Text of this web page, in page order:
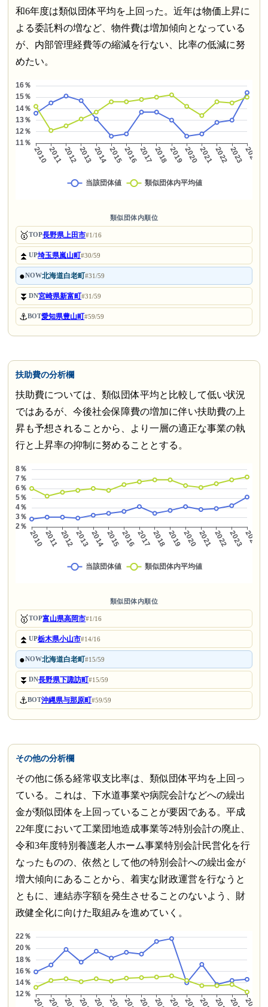
和6年度は類似団体平均を上回った。近年は物価上昇に
よる委託料の増など、物件費は増加傾向となっている
が、内部管理経費等の縮減を行ない、比率の低減に努
めたい。
類似団体内順位
🥇TOP長野県上田市#1/16
⏫UP埼玉県嵐山町#30/59
●NOW北海道白老町#31/59
⏬DN宮崎県新富町#31/59
⚓BOT愛知県豊山町#59/59
扶助費の分析欄
扶助費については、類似団体平均と比較して低い状況
ではあるが、今後社会保障費の増加に伴い扶助費の上
昇も予想されることから、より一層の適正な事業の執
行と上昇率の抑制に努めることとする。
類似団体内順位
🥇TOP富山県高岡市#1/16
⏫UP栃木県小山市#14/16
●NOW北海道白老町#15/59
⏬DN長野県下諏訪町#15/59
⚓BOT沖縄県与那原町#59/59
その他の分析欄
その他に係る経常収支比率は、類似団体平均を上回っ
ている。これは、下水道事業や病院会計などへの繰出
金が類似団体を上回っていることが要因である。平成
22年度において工業団地造成事業等2特別会計の廃止、
令和3年度特別養護老人ホーム事業特別会計民営化を行
なったものの、依然として他の特別会計への繰出金が
増大傾向にあることから、着実な財政運営を行なうと
ともに、連結赤字額を発生させることのないよう、財
政健全化に向けた取組みを進めていく。